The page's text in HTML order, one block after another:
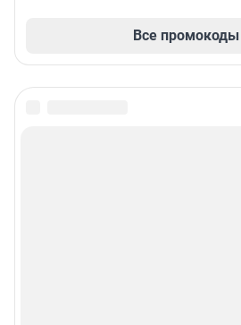
Все промокоды